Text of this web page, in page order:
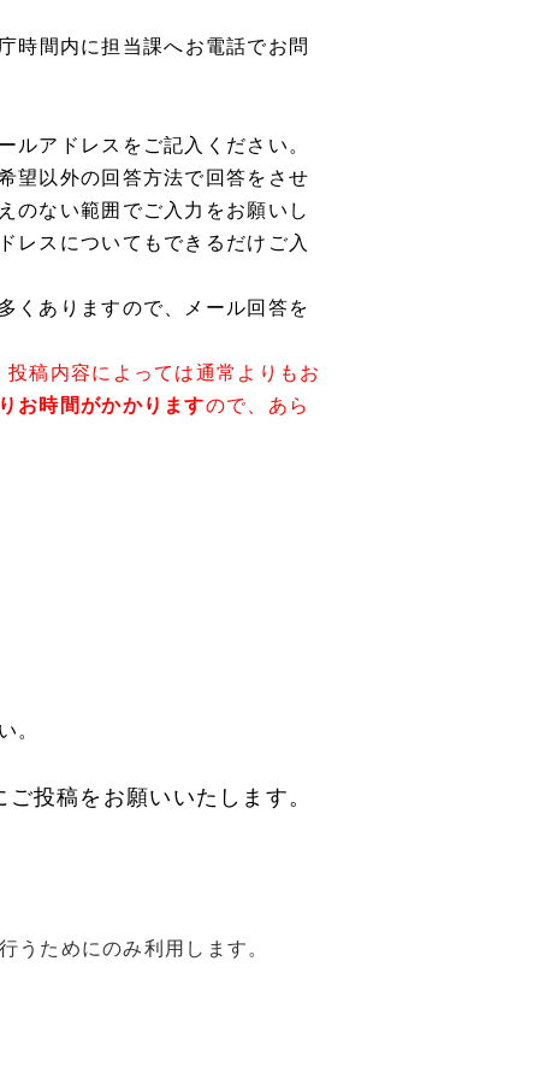
時間内に担当課へお電話でお問
ルアドレスをご記入ください。
望以外の回答方法で回答をさせ
のない範囲でご入力をお願いし
レスについてもできるだけご入
くありますので、メール回答を
稿内容によっては通常よりもお
お時間がかかりますので、あら
。
投稿をお願いいたします。
ためにのみ利用します。